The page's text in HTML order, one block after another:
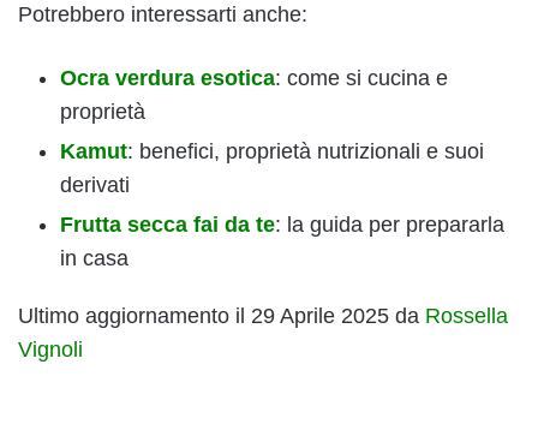
Potrebbero interessarti anche:
Ocra verdura esotica: come si cucina e
proprietà
Kamut: benefici, proprietà nutrizionali e suoi
derivati
Frutta secca fai da te: la guida per prepararla
in casa
Ultimo aggiornamento il 29 Aprile 2025 da Rossella
Vignoli